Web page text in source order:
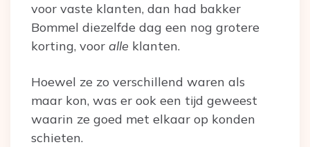
voor vaste klanten, dan had bakker
Bommel diezelfde dag een nog grotere
korting, voor alle klanten.
Hoewel ze zo verschillend waren als
maar kon, was er ook een tijd geweest
waarin ze goed met elkaar op konden
schieten.